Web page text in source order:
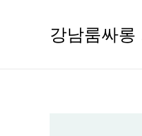
강남룸싸롱